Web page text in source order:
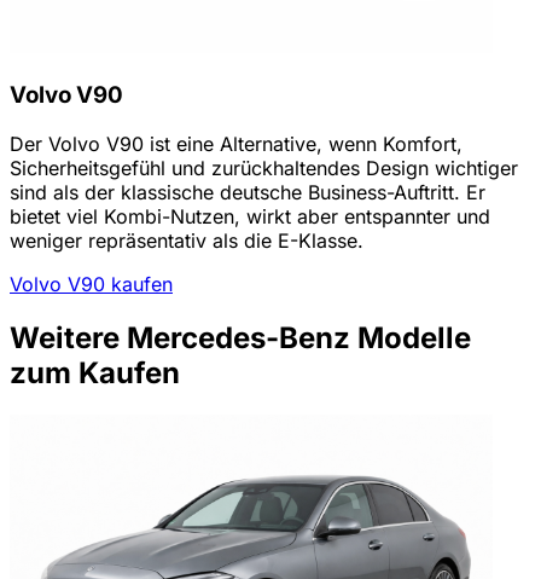
Volvo V90
Der Volvo V90 ist eine Alternative, wenn Komfort,
Sicherheitsgefühl und zurückhaltendes Design wichtiger
sind als der klassische deutsche Business-Auftritt. Er
bietet viel Kombi-Nutzen, wirkt aber entspannter und
weniger repräsentativ als die E-Klasse.
Volvo V90 kaufen
Weitere Mercedes-Benz Modelle
zum Kaufen